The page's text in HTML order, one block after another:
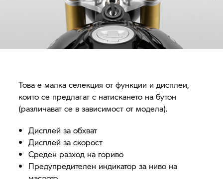
Това е малка селекция от функции и дисплеи,
които се предлагат с натискането на бутон
(различават се в зависимост от модела).
Дисплей за обхват
Дисплей за скорост
Среден разход на гориво
Предупредителен индикатор за ниво на